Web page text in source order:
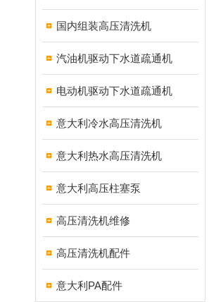
国内组装高压清洗机
汽油机驱动下水道疏通机
电动机驱动下水道疏通机
意大利冷水高压清洗机
意大利热水高压清洗机
意大利高压柱塞泵
高压清洗机维修
高压清洗机配件
意大利PA配件